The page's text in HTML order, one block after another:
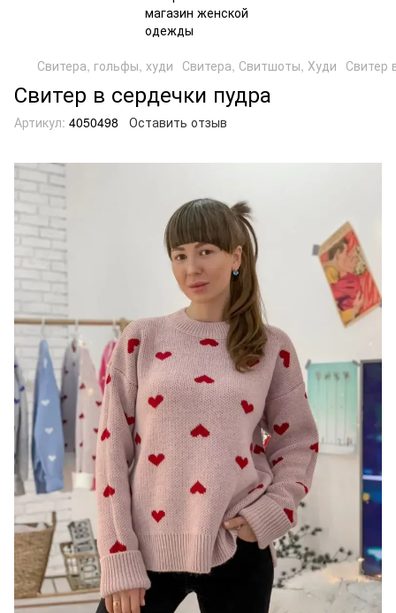
Свитера, гольфы, худи Свитера, Свитшоты, Худи Свитер
Свитер в сердечки пудра
Артикул: 4050498 Оставить отзыв